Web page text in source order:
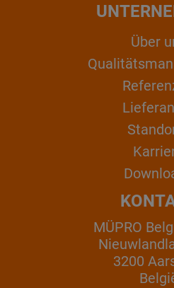
Über
MÜPRO
3200